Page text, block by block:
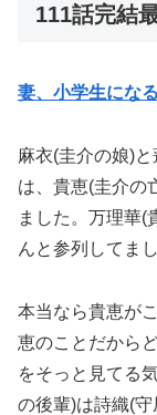
111話完結
妻、小学生にな
麻衣(圭介の娘)
は、貴恵(圭介の
ました。万理華(
んと参列してま
本当なら貴恵が
恵のことだから
をそっと見てる
の後輩)は詩織(